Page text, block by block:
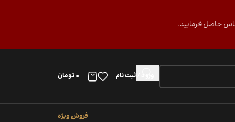
ورود / ثبت نام 0 تومان
فروش ویژه